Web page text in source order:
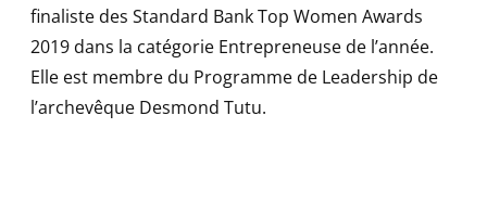
finaliste des Standard Bank Top Women Awards
2019 dans la catégorie Entrepreneuse de l’année.
Elle est membre du Programme de Leadership de
l’archevêque Desmond Tutu.